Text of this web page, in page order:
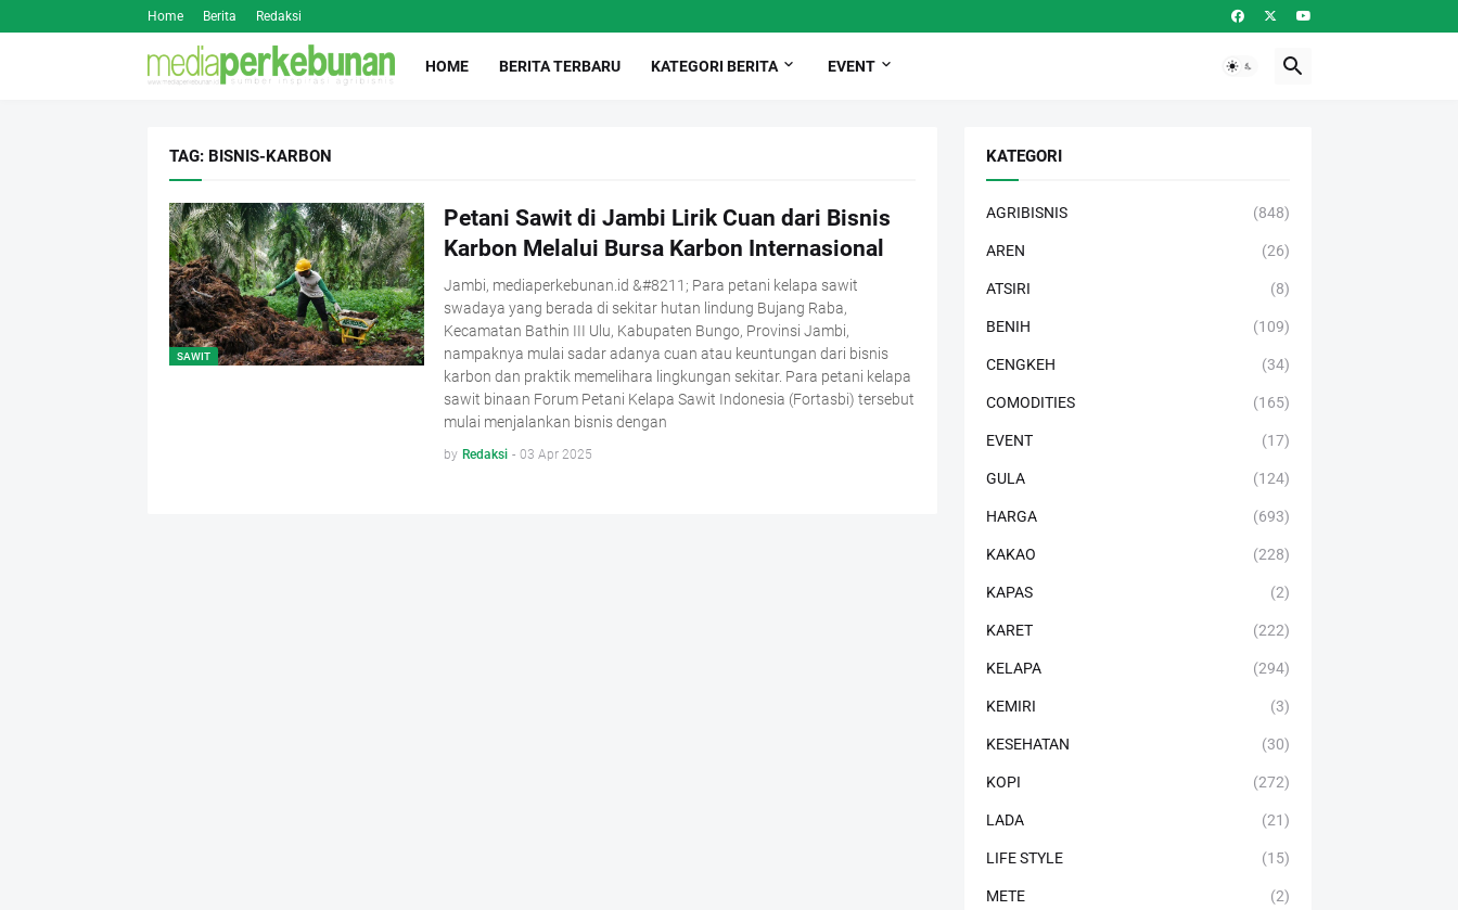
Home Berita Redaksi
HOME BERITA TERBARU KATEGORI BERITA EVENT
TAG: BISNIS-KARBON
SAWIT
Petani Sawit di Jambi Lirik Cuan dari Bisnis
Karbon Melalui Bursa Karbon Internasional
Jambi, mediaperkebunan.id &#8211; Para petani kelapa sawit
swadaya yang berada di sekitar hutan lindung Bujang Raba,
Kecamatan Bathin III Ulu, Kabupaten Bungo, Provinsi Jambi,
nampaknya mulai sadar adanya cuan atau keuntungan dari bisnis
karbon dan praktik memelihara lingkungan sekitar. Para petani kelapa
sawit binaan Forum Petani Kelapa Sawit Indonesia (Fortasbi) tersebut
mulai menjalankan bisnis dengan
by Redaksi - 03 Apr 2025
KATEGORI
AGRIBISNIS (848)
AREN (26)
ATSIRI (8)
BENIH (109)
CENGKEH (34)
COMODITIES (165)
EVENT (17)
GULA (124)
HARGA (693)
KAKAO (228)
KAPAS (2)
KARET (222)
KELAPA (294)
KEMIRI (3)
KESEHATAN (30)
KOPI (272)
LADA (21)
LIFE STYLE (15)
METE (2)